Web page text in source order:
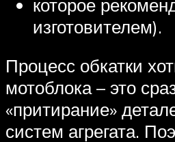
которое
изготовителем).
Процесс обкатки
мотоблока – это
«притирание»
систем агрегата.